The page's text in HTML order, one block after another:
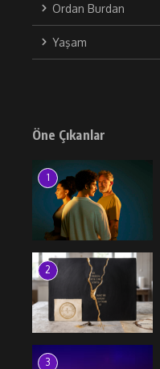
Ordan Burdan
Yaşam
Öne Çıkanlar
1
2
3